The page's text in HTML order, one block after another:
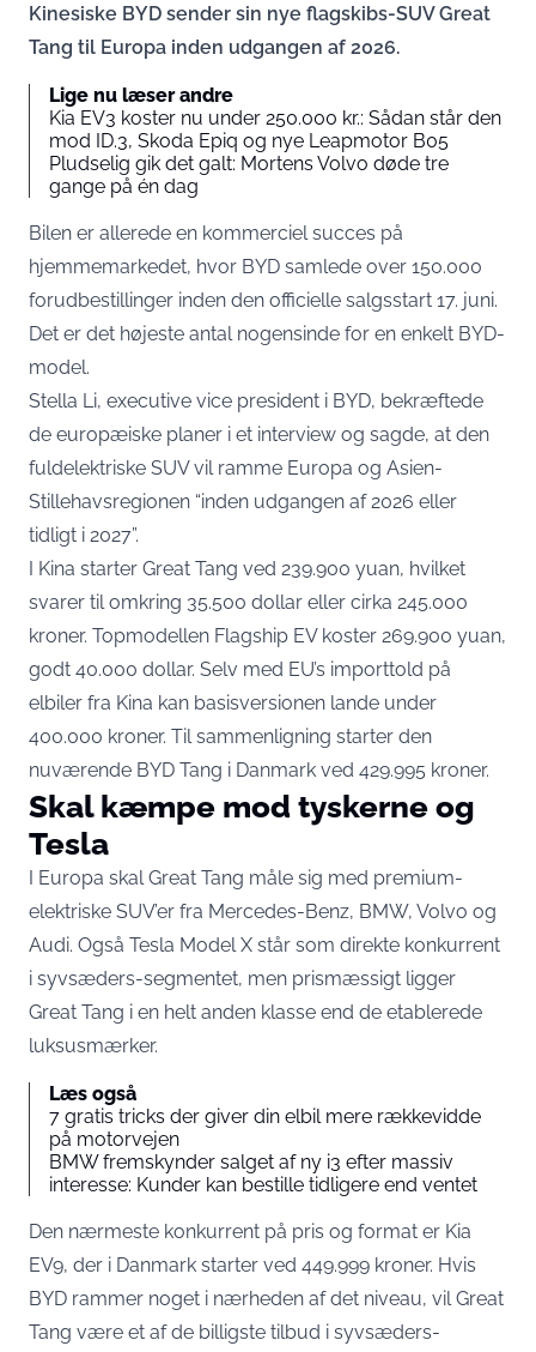
Kinesiske BYD sender sin nye flagskibs-SUV Great
Tang til Europa inden udgangen af 2026.
Lige nu læser andre
Kia EV3 koster nu under 250.000 kr.: Sådan står den
mod ID.3, Skoda Epiq og nye Leapmotor B05
Pludselig gik det galt: Mortens Volvo døde tre
gange på én dag
Bilen er allerede en kommerciel succes på
hjemmemarkedet, hvor BYD samlede over 150.000
forudbestillinger inden den officielle salgsstart 17. juni.
Det er det højeste antal nogensinde for en enkelt BYD-
model.
Stella Li, executive vice president i BYD, bekræftede
de europæiske planer i et interview og sagde, at den
fuldelektriske SUV vil ramme Europa og Asien-
Stillehavsregionen “inden udgangen af 2026 eller
tidligt i 2027”.
I Kina starter Great Tang ved 239.900 yuan, hvilket
svarer til omkring 35.500 dollar eller cirka 245.000
kroner. Topmodellen Flagship EV koster 269.900 yuan,
godt 40.000 dollar. Selv med EU’s importtold på
elbiler fra Kina kan basisversionen lande under
400.000 kroner. Til sammenligning starter den
nuværende BYD Tang i Danmark ved 429.995 kroner.
Skal kæmpe mod tyskerne og
Tesla
I Europa skal Great Tang måle sig med premium-
elektriske SUV’er fra Mercedes-Benz, BMW, Volvo og
Audi. Også Tesla Model X står som direkte konkurrent
i syvsæders-segmentet, men prismæssigt ligger
Great Tang i en helt anden klasse end de etablerede
luksusmærker.
Læs også
7 gratis tricks der giver din elbil mere rækkevidde
på motorvejen
BMW fremskynder salget af ny i3 efter massiv
interesse: Kunder kan bestille tidligere end ventet
Den nærmeste konkurrent på pris og format er Kia
EV9, der i Danmark starter ved 449.999 kroner. Hvis
BYD rammer noget i nærheden af det niveau, vil Great
Tang være et af de billigste tilbud i syvsæders-